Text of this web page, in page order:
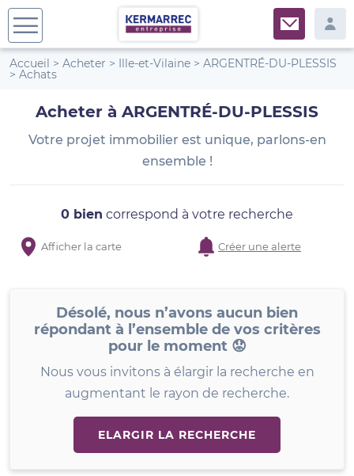
Accueil > Acheter > Ille-et-Vilaine > ARGENTRÉ-DU-PLESSIS
> Achats
Acheter à ARGENTRÉ-DU-PLESSIS
Votre projet immobilier est unique, parlons-en
ensemble !
0 bien correspond à votre recherche
Afficher la carte Créer une alerte
Désolé, nous n’avons aucun bien
répondant à l’ensemble de vos critères
pour le moment 😟
Nous vous invitons à élargir la recherche en
augmentant le rayon de recherche.
ELARGIR LA RECHERCHE